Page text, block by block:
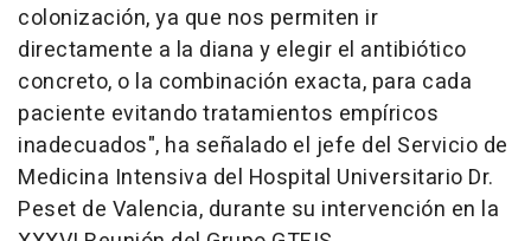
colonización, ya que nos permiten ir
directamente a la diana y elegir el antibiótico
concreto, o la combinación exacta, para cada
paciente evitando tratamientos empíricos
inadecuados", ha señalado el jefe del Servicio de
Medicina Intensiva del Hospital Universitario Dr.
Peset de Valencia, durante su intervención en la